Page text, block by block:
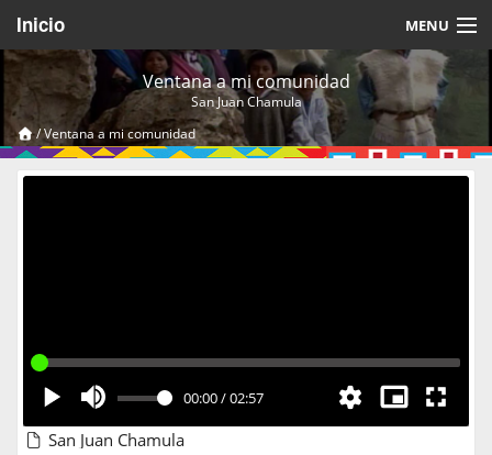
Inicio MENU
Acerca de
Videos Temáticos
Cerrar Sesión
Ventana a mi comunidad
San Juan Chamula
/Ventana a mi comunidad
00:00/02:57
San Juan Chamula